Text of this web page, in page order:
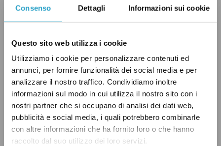
Consenso Dettagli Informazioni sui cookie
Questo sito web utilizza i cookie
Utilizziamo i cookie per personalizzare contenuti ed
annunci, per fornire funzionalità dei social media e per
analizzare il nostro traffico. Condividiamo inoltre
informazioni sul modo in cui utilizza il nostro sito con i
nostri partner che si occupano di analisi dei dati web,
pubblicità e social media, i quali potrebbero combinarle
con altre informazioni che ha fornito loro o che hanno
raccolto dal suo utilizzo dei loro servizi.
segretario del Partito comunista, carica che
onorario del partito e sarà sostituito alla
segreteria da Alberto Lombardo, professore
dell’Università di Palermo (Open).
RASSEGNA POLITICA